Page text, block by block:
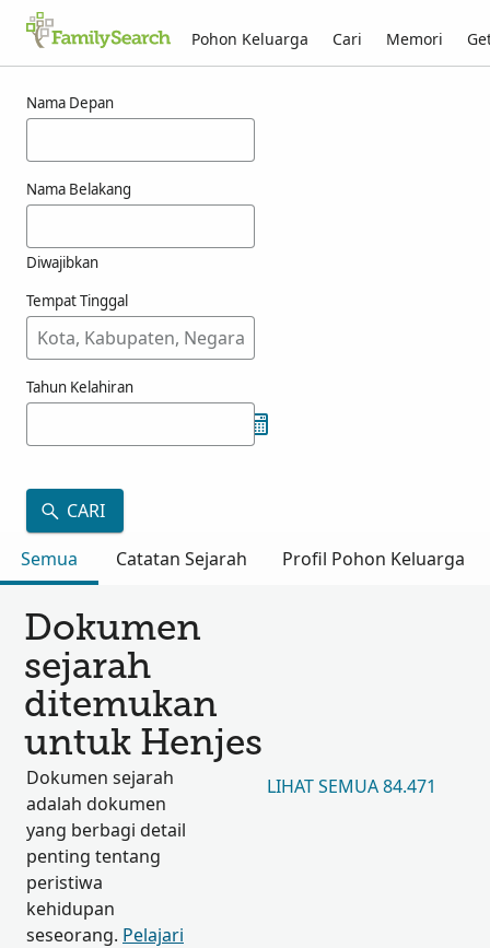
Pohon Keluarga Cari Memori
Nama Depan
Nama Belakang
Diwajibkan
Tempat Tinggal
Tahun Kelahiran
CARI
Semua
Catatan Sejarah Profil Pohon Keluarga
Dokumen
sejarah
ditemukan
untuk Henjes
Dokumen sejarah
adalah dokumen
yang berbagi detail
penting tentang
peristiwa
kehidupan
seseorang. Pelajari
LIHAT SEMUA 84.471